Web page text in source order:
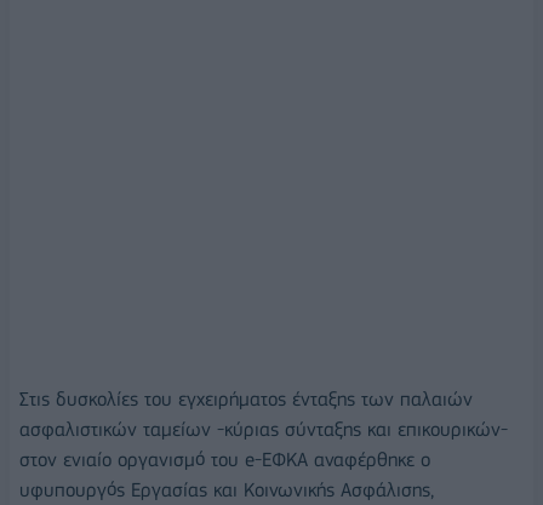
Στις δυσκολίες του εγχειρήματος ένταξης των παλαιών
ασφαλιστικών ταμείων -κύριας σύνταξης και επικουρικών-
στον ενιαίο οργανισμό του e-ΕΦΚΑ αναφέρθηκε ο
υφυπουργός Εργασίας και Κοινωνικής Ασφάλισης,